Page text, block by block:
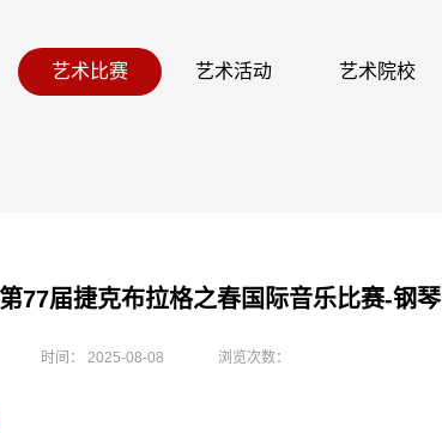
艺术比赛 艺术活动 艺术院校
77届捷克布拉格之春国际音乐比赛-钢琴
时间： 2025-08-08 浏览次数：